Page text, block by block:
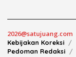
2026@satujuang.com
Kebijakan Koreksi
Pedoman Redaksi